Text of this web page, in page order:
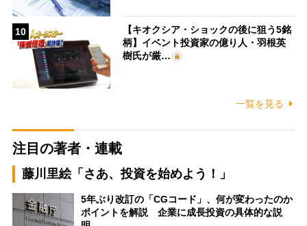
10
【キオクシア・ショックの後に狙う5銘
柄】イベント投資家の億り人・羽根英
樹氏が厳…
一覧を見る
注目の著者・連載
藤川里絵「さあ、投資を始めよう！」
5年ぶり改訂の「CGコード」、何が変わったのか
ポイントを解説 企業に成長投資の具体的な説